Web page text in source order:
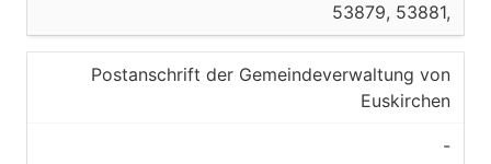
53879, 53881,
Postanschrift der Gemeindeverwaltung von
Euskirchen
-